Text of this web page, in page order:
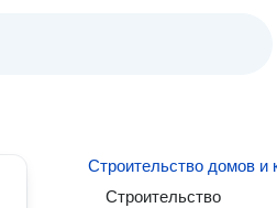
Строительство домов и
Строительство